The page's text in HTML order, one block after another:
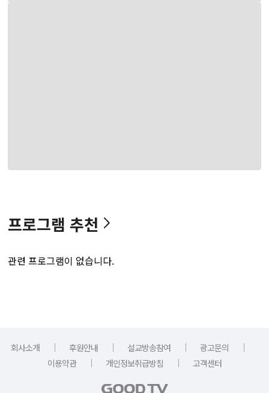
프로그램 추천
관련 프로그램이 없습니다.
회사소개 ｜ 후원안내 ｜ 설교방송참여 ｜ 광고문의
｜
이용약관
｜ 개인정보취급방침 ｜ 고객센터